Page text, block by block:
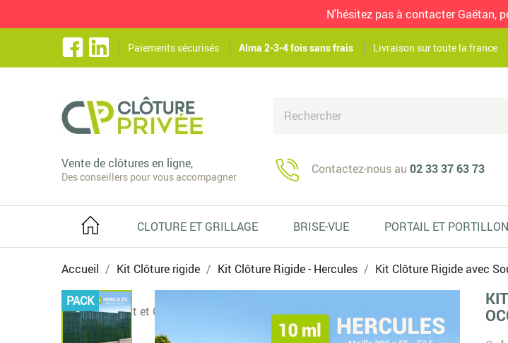
N'hésitez pas à contacter Gaëtan,
Paiements sécurisés Alma 2-3-4 fois sans frais Livraison sur toute la france
Vente de clôtures en ligne,
Des conseillers pour vous accompagner
Contactez-nous au 02 33 37 63 73
CLOTURE ET GRILLAGE BRISE-VUE PORTAIL ET PORTILLON
Accueil Kit Clôture rigide Kit Clôture Rigide - Hercules Kit Clôture Rigide avec
Soubassement et Occultant - Hercules - 10 ml
PACK